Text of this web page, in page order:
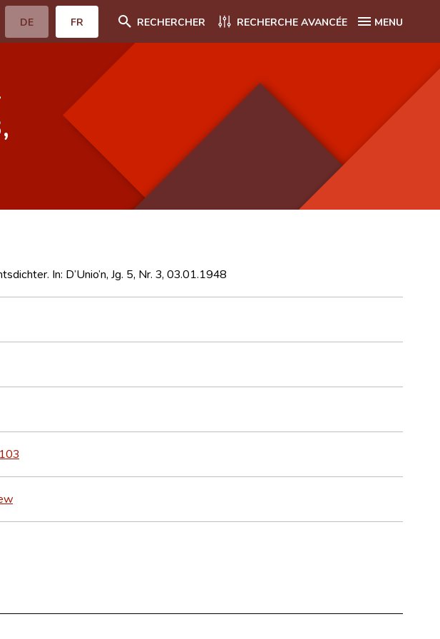
DE FR RECHERCHER RECHERCHE AVANCÉE MENU
In: D’Unio’n, Jg. 5, Nr. 3, 03.01.1948